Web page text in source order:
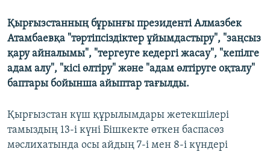
Қырғызстанның бұрынғы президенті Алмазбек
Атамбаевқа "тәртіпсіздіктер ұйымдастыру", "заңсыз
қару айналымы", "тергеуге кедергі жасау", "кепілге
адам алу", "кісі өлтіру" және "адам өлтіруге оқталу"
баптары бойынша айыптар тағылды.
Қырғызстан күш құрылымдары жетекшілері
тамыздың 13-і күні Бішкекте өткен баспасөз
мәслихатында осы айдың 7-і мен 8-і күндері